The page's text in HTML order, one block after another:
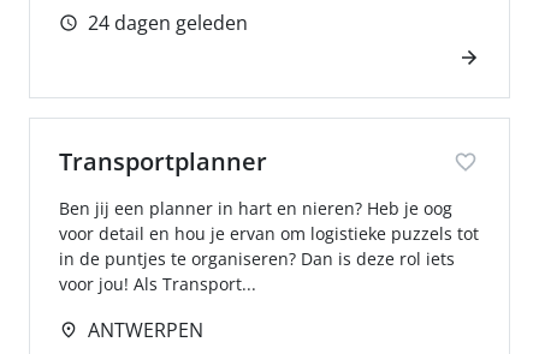
24 dagen geleden
Transportplanner
Ben jij een planner in hart en nieren? Heb je oog
voor detail en hou je ervan om logistieke puzzels tot
in de puntjes te organiseren? Dan is deze rol iets
voor jou! Als Transport...
ANTWERPEN